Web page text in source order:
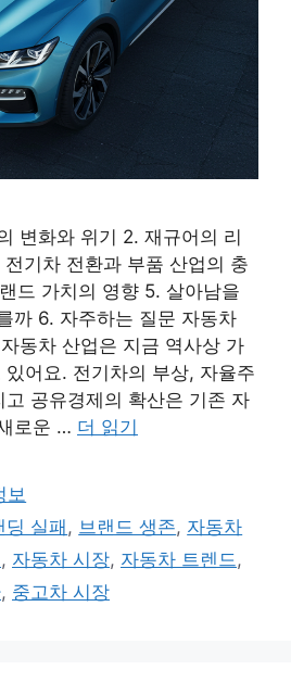
변화와 위기 2. 재규어의 리
기차 전환과 부품 산업의 충
드 가치의 영향 5. 살아남을
까 6. 자주하는 질문 자동차
동차 산업은 지금 역사상 가
어요. 전기차의 부상, 자율주
공유경제의 확산은 기존 자
로운 … 더 읽기
보
딩 실패, 브랜드 생존, 자동차
, 자동차 시장, 자동차 트렌드,
, 중고차 시장